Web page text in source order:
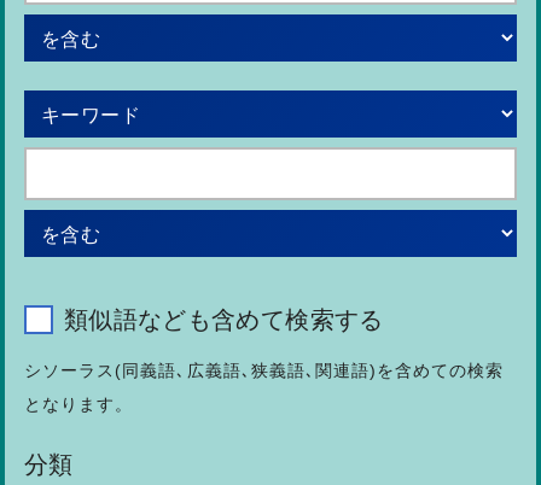
類似語なども含めて検索する
シソーラス(同義語､広義語､狭義語､関連語)を含めての検索
となります。
分類